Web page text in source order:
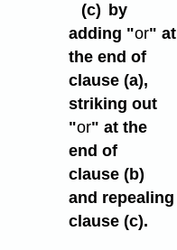
(c) by
adding "or" at
the end of
clause (a),
striking out
"or" at the
end of
clause (b)
and repealing
clause (c).